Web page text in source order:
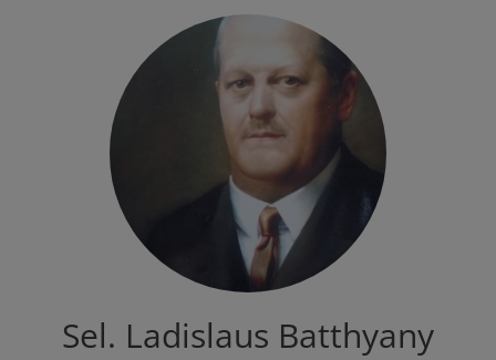
Sel. Ladislaus Batthyany